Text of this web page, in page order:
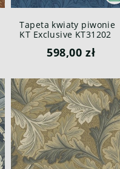
Tapeta kwiaty piwonie
KT Exclusive KT31202
Heritage III598,00 zł